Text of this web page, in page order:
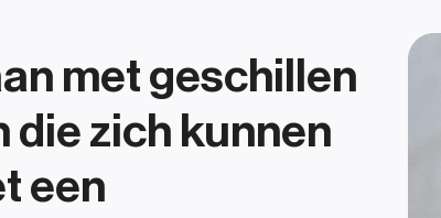
met geschillen
die zich kunnen
een